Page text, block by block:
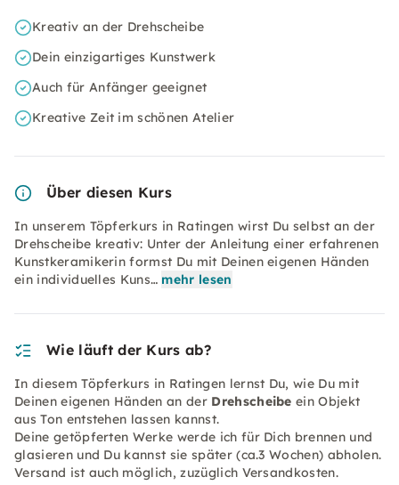
Kreativ an der Drehscheibe
Dein einzigartiges Kunstwerk
Auch für Anfänger geeignet
Kreative Zeit im schönen Atelier
Über diesen Kurs
In unserem Töpferkurs in Ratingen wirst Du selbst an der
Drehscheibe kreativ: Unter der Anleitung einer erfahrenen
Kunstkeramikerin formst Du mit Deinen eigenen Händen
ein individuelles Kuns… mehr lesen
Wie läuft der Kurs ab?
In diesem Töpferkurs in Ratingen lernst Du, wie Du mit
Deinen eigenen Händen an der Drehscheibeein Objekt
aus Ton entstehen lassen kannst.
Deine getöpferten Werke werde ich für Dich brennen und
glasieren und Du kannst sie später (ca.3 Wochen) abholen.
Versand ist auch möglich, zuzüglich Versandkosten.